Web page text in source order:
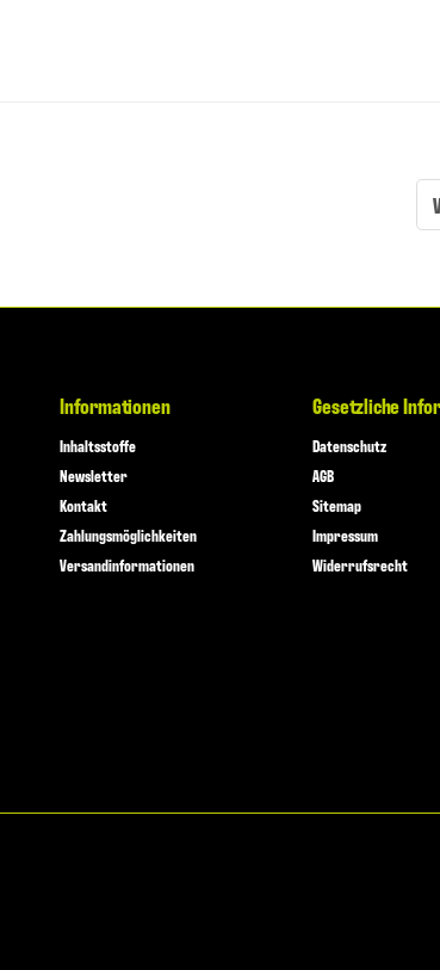
Informationen
Inhaltsstoffe
Newsletter
Kontakt
Zahlungsmöglichkeiten
Versandinformationen
Gesetzliche
Datenschutz
AGB
Sitemap
Impressum
Widerrufsrecht